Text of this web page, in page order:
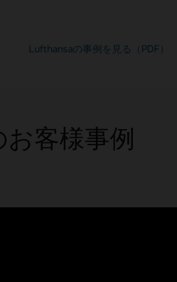
Lufthansaの事例を見る（PDF）
客様事例